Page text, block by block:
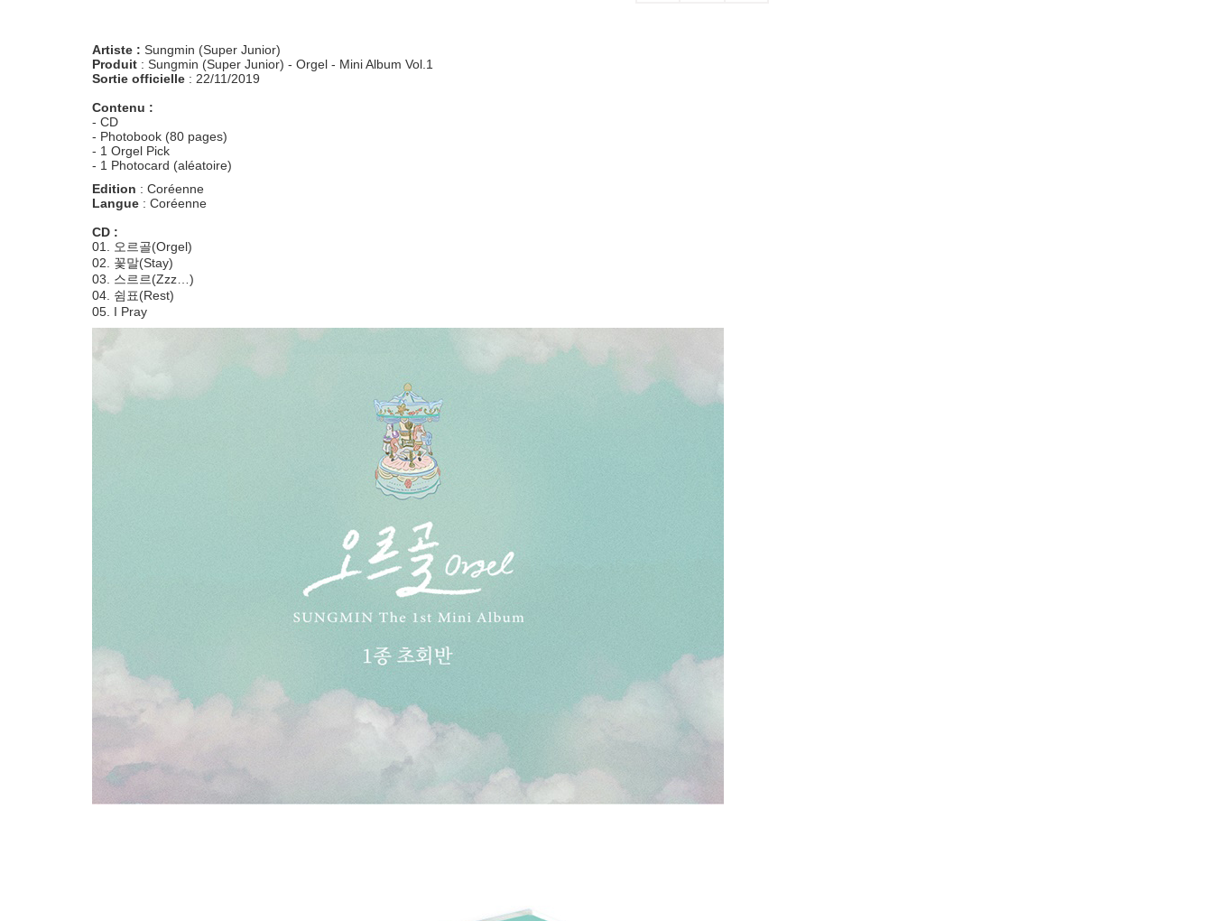
Artiste : Sungmin (Super Junior)
Produit : Sungmin (Super Junior) - Orgel - Mini Album Vol.1
Sortie officielle : 22/11/2019
Contenu :
- CD
- Photobook (80 pages)
- 1 Orgel Pick
- 1 Photocard (aléatoire)
Edition : Coréenne
Langue : Coréenne
CD :
01. 오르골(Orgel)
02. 꽃말(Stay)
03. 스르르(Zzz…)
04. 쉼표(Rest)
05. I Pray